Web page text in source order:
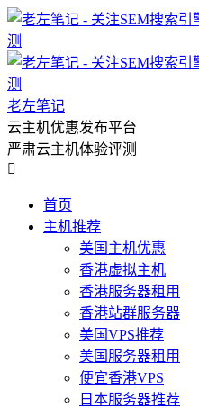
老左笔记
云主机优惠发布平台
严肃云主机体验评测

首页
主机推荐
美国主机优惠
香港虚拟主机
香港服务器租用
香港站群服务器
美国VPS推荐
美国服务器租用
便宜香港VPS
日本服务器推荐